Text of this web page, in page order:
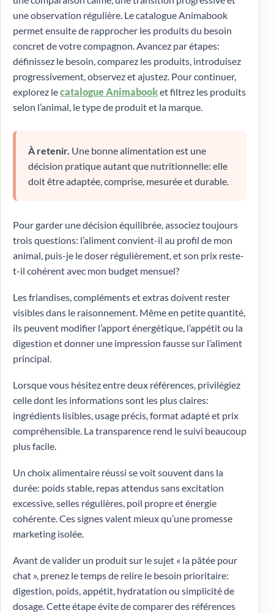
une observation régulière. Le catalogue Animabook
permet ensuite de rapprocher les produits du besoin
concret de votre compagnon. Avancez par étapes:
définissez le besoin, comparez les produits, introduisez
progressivement, observez et ajustez. Pour continuer,
explorez lecatalogue Animabooket filtrez les produits
selon l’animal, le type de produit et la marque.
À retenir. Une bonne alimentation est une
décision pratique autant que nutritionnelle: elle
doit être adaptée, comprise, mesurée et durable.
Pour garder une décision équilibrée, associez toujours
trois questions: l’aliment convient-il au profil de mon
animal, puis-je le doser régulièrement, et son prix reste-
t-il cohérent avec mon budget mensuel?
Les friandises, compléments et extras doivent rester
visibles dans le raisonnement. Même en petite quantité,
ils peuvent modifier l’apport énergétique, l’appétit ou la
digestion et donner une impression fausse sur l’aliment
principal.
Lorsque vous hésitez entre deux références, privilégiez
celle dont les informations sont les plus claires:
ingrédients lisibles, usage précis, format adapté et prix
compréhensible. La transparence rend le suivi beaucoup
plus facile.
Un choix alimentaire réussi se voit souvent dans la
durée: poids stable, repas attendus sans excitation
excessive, selles régulières, poil propre et énergie
cohérente. Ces signes valent mieux qu’une promesse
marketing isolée.
Avant de valider un produit sur le sujet « la pâtée pour
chat », prenez le temps de relire le besoin prioritaire:
digestion, poids, appétit, hydratation ou simplicité de
dosage. Cette étape évite de comparer des références